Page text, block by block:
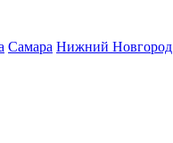
Самара Нижний Новгород